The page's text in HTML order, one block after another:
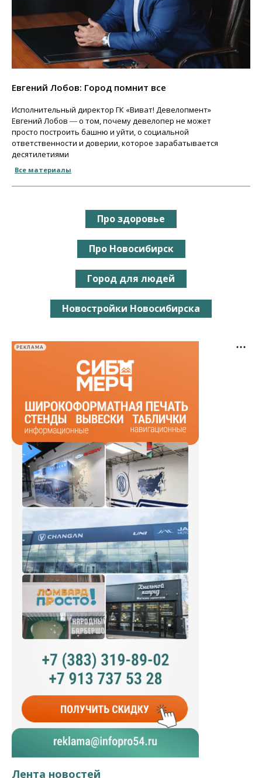
Евгений Лобов: Город помнит все
Исполнительный директор ГК «Виват! Девелопмент»
Евгений Лобов ― о том, почему девелопер не может
просто построить башню и уйти, о социальной
ответственности и доверии, которое зарабатывается
десятилетиями
Все материалы
Про здоровье
Про Новосибирск
Город для людей
Новостройки Новосибирска
РЕКЛАМА
Лента новостей